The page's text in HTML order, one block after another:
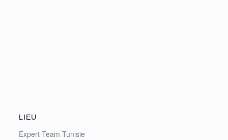
LIEU
Expert Team Tunisie